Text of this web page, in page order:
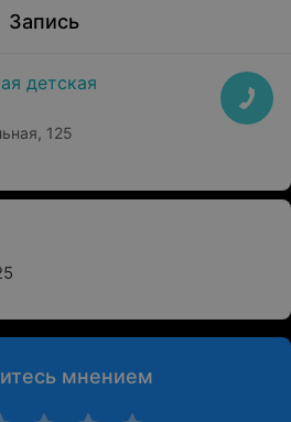
Запись
детская
125
мнением